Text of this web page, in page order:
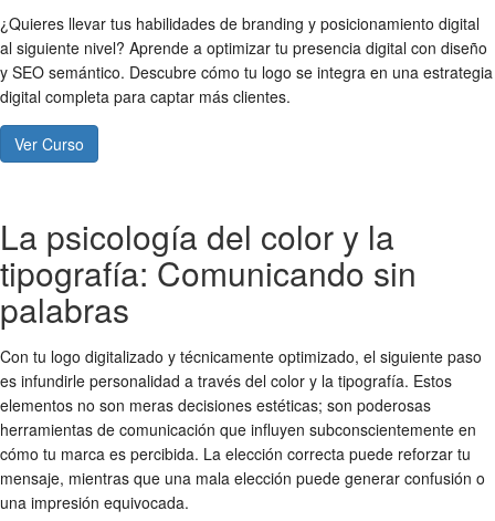
¿Quieres llevar tus habilidades de branding y posicionamiento digital
al siguiente nivel? Aprende a optimizar tu presencia digital con diseño
y SEO semántico. Descubre cómo tu logo se integra en una estrategia
digital completa para captar más clientes.
Ver Curso
La psicología del color y la
tipografía: Comunicando sin
palabras
Con tu logo digitalizado y técnicamente optimizado, el siguiente paso
es infundirle personalidad a través del color y la tipografía. Estos
elementos no son meras decisiones estéticas; son poderosas
herramientas de comunicación que influyen subconscientemente en
cómo tu marca es percibida. La elección correcta puede reforzar tu
mensaje, mientras que una mala elección puede generar confusión o
una impresión equivocada.